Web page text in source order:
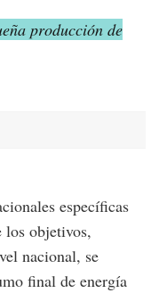
producción de
específicas
los objetivos,
nacional, se
final de energía